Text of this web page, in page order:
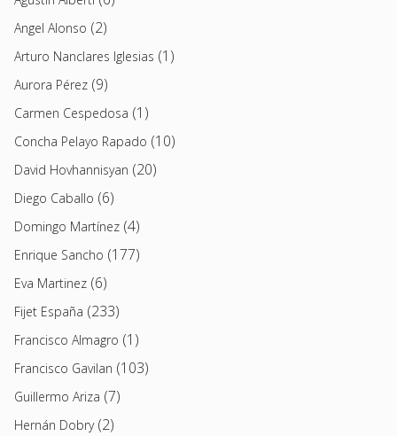
Angel Alonso (2)
Arturo Nanclares Iglesias (1)
Aurora Pérez (9)
Carmen Cespedosa (1)
Concha Pelayo Rapado (10)
David Hovhannisyan (20)
Diego Caballo (6)
Domingo Martínez (4)
Enrique Sancho (177)
Eva Martinez (6)
Fijet España (233)
Francisco Almagro (1)
Francisco Gavilan (103)
Guillermo Ariza (7)
Hernán Dobry(2)